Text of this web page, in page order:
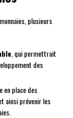
plusieurs
, qui permettrait
des
en place des
ainsi prévenir les